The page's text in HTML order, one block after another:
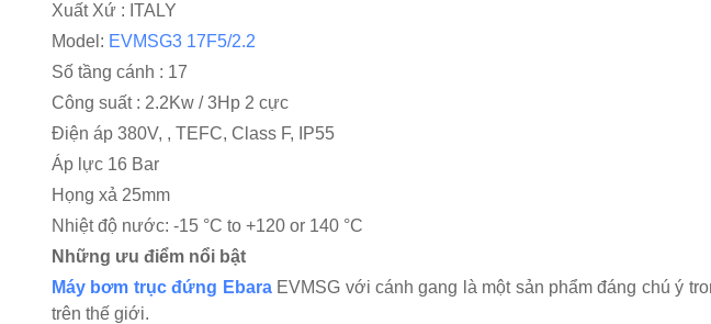
Xuất Xứ : ITALY
Model: EVMSG3 17F5/2.2
Số tầng cánh : 17
Công suất : 2.2Kw / 3Hp 2 cực
Điện áp 380V, , TEFC, Class F, IP55
Áp lực 16 Bar
Họng xả 25mm
Nhiệt độ nước: -15 °C to +120 or 140 °C
Những ưu điểm nổi bật
Máy bơm trục đứng EbaraEVMSG với cánh gang là một sản phẩm đáng chú ý
trên thế giới.